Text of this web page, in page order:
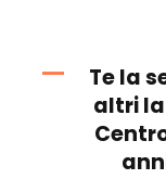
Te la
altri